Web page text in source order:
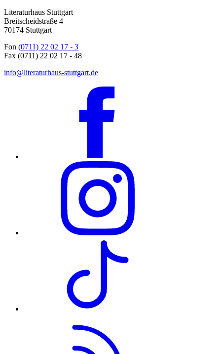
Literaturhaus Stuttgart
Breitscheidstraße 4
70174 Stuttgart
Fon (0711) 22 02 17 - 3
Fax (0711) 22 02 17 - 48
info@literaturhaus-stuttgart.de